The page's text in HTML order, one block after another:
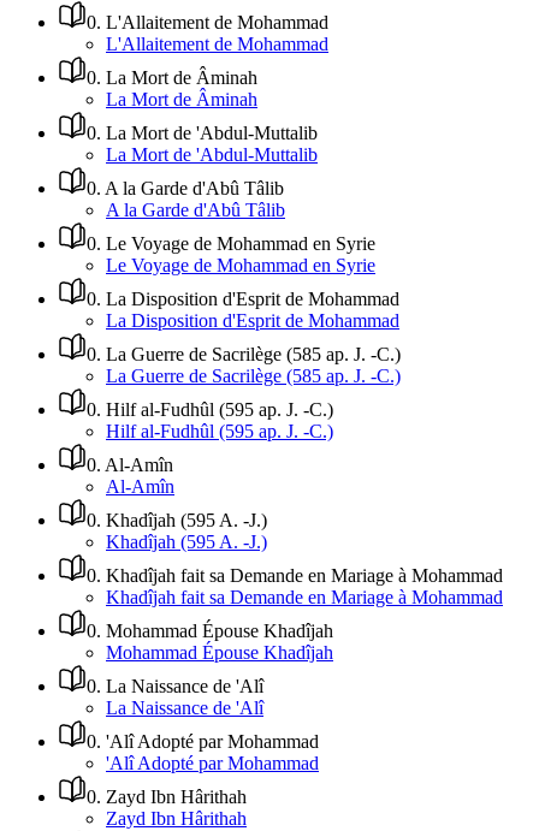
0. L'Allaitement de Mohammad
L'Allaitement de Mohammad
0. La Mort de Âminah
La Mort de Âminah
0. La Mort de 'Abdul-Muttalib
La Mort de 'Abdul-Muttalib
0. A la Garde d'Abû Tâlib
A la Garde d'Abû Tâlib
0. Le Voyage de Mohammad en Syrie
Le Voyage de Mohammad en Syrie
0. La Disposition d'Esprit de Mohammad
La Disposition d'Esprit de Mohammad
0. La Guerre de Sacrilège (585 ap. J. -C.)
La Guerre de Sacrilège (585 ap. J. -C.)
0. Hilf al-Fudhûl (595 ap. J. -C.)
Hilf al-Fudhûl (595 ap. J. -C.)
0. Al-Amîn
Al-Amîn
0. Khadîjah (595 A. -J.)
Khadîjah (595 A. -J.)
0. Khadîjah fait sa Demande en Mariage à Mohammad
Khadîjah fait sa Demande en Mariage à Mohammad
0. Mohammad Épouse Khadîjah
Mohammad Épouse Khadîjah
0. La Naissance de 'Alî
La Naissance de 'Alî
0. 'Alî Adopté par Mohammad
'Alî Adopté par Mohammad
0. Zayd Ibn Hârithah
Zayd Ibn Hârithah